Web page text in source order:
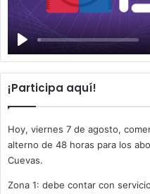
¡Participa aquí!
Hoy, viernes 7 de agosto,
alterno de 48 horas para los
Cuevas.
Zona 1: debe contar con